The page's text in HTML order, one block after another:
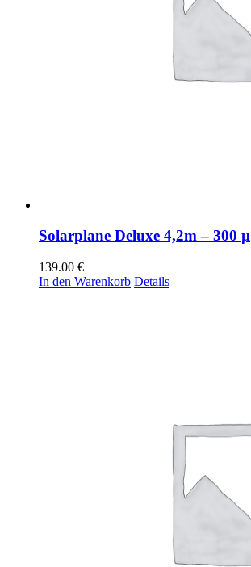
Solarplane Deluxe 4,2m – 300 µ
139.00 €
In den Warenkorb Details